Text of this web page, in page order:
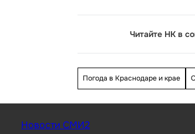
Читайте НК в
Погода в Краснодаре и крае
Новости СМИ2